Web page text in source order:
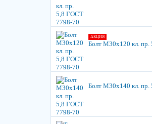
АКЦИЯ
Болт М30х120 кл.
Болт М30х140 кл.